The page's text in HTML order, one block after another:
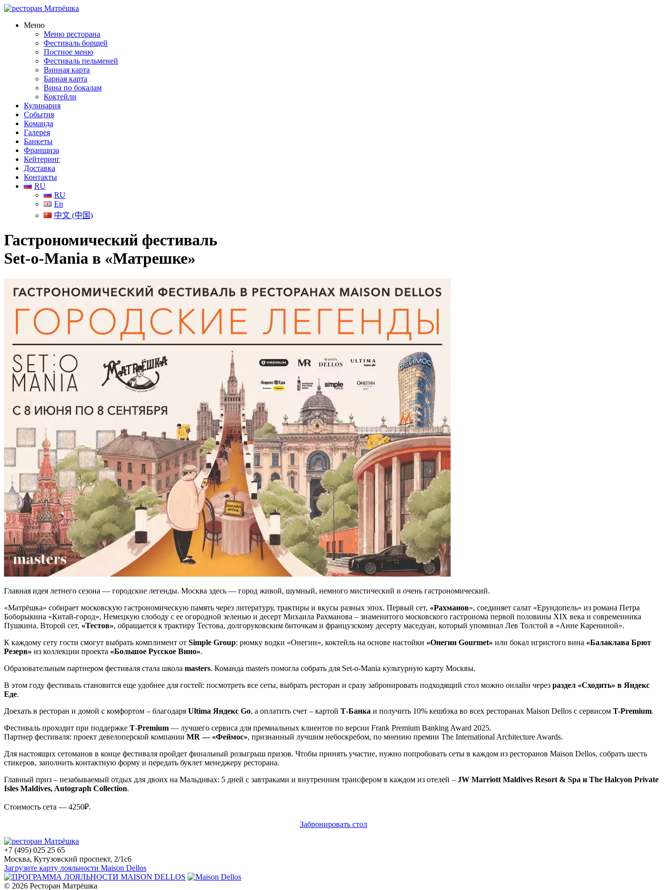
Меню
Меню ресторана
Фестиваль борщей
Постное меню
Фестиваль пельменей
Винная карта
Барная карта
Вина по бокалам
Коктейли
Кулинария
События
Команда
Галерея
Банкеты
Франшиза
Кейтеринг
Доставка
Контакты
RU
RU
En
中文 (中国)
Гастрономический фестиваль
Set-o-Mania в «Матрешке»
Главная идея летнего сезона — городские легенды. Москва здесь — город живой, шумный, немного мистический и очень гастрономический.
«Матрёшка» собирает московскую гастрономическую память через литературу, трактиры и вкусы разных эпох. Первый сет, «Рахманов», соединяет салат «Ерундопель» из романа Петра
Боборыкина «Китай-город», Немецкую слободу с ее огородной зеленью и десерт Михаила Рахманова – знаменитого московского гастронома первой половины XIX века и современника
Пушкина. Второй сет, «Тестов», обращается к трактиру Тестова, долгоруковским биточкам и французскому десерту маседуан, который упоминал Лев Толстой в «Анне Карениной».
К каждому сету гости смогут выбрать комплимент от Simple Group: рюмку водки «Онегин», коктейль на основе настойки «Онегин Gourmet» или бокал игристого вина «Балаклава Брют
Резерв» из коллекции проекта «Большое Русское Вино».
Образовательным партнером фестиваля стала школа masters. Команда masters помогла собрать для Set-o-Mania культурную карту Москвы.
В этом году фестиваль становится еще удобнее для гостей: посмотреть все сеты, выбрать ресторан и сразу забронировать подходящий стол можно онлайн через раздел «Сходить» в Яндекс
Еде.
Доехать в ресторан и домой с комфортом – благодаря Ultima Яндекс Go, а оплатить счет – картой Т-Банка и получить 10% кешбэка во всех ресторанах Maison Dellos с сервисом T-Premium.
Фестиваль проходит при поддержке T‑Premium — лучшего сервиса для премиальных клиентов по версии Frank Premium Banking Award 2025.
Партнер фестиваля: проект девелоперской компании MR — «Феймос», признанный лучшим небоскребом, по мнению премии The International Architecture Awards.
Для настоящих сетоманов в конце фестиваля пройдет финальный розыгрыш призов. Чтобы принять участие, нужно попробовать сеты в каждом из ресторанов Maison Dellos, собрать шесть
стикеров, заполнить контактную форму и передать буклет менеджеру ресторана.
Главный приз – незабываемый отдых для двоих на Мальдивах: 5 дней с завтраками и внутренним трансфером в каждом из отелей – JW Marriott Maldives Resort & Spa и The Halcyon Private
Isles Maldives, Autograph Collection.
Стоимость сета — 4250₽.
Забронировать стол
+7 (495) 025 25 65
Москва, Кутузовский проспект, 2/1с6
Загрузите карту лояльности Maison Dellos
© 2026 Ресторан Матрёшка